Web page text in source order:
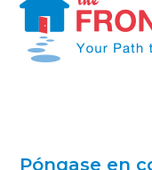
Póngase en